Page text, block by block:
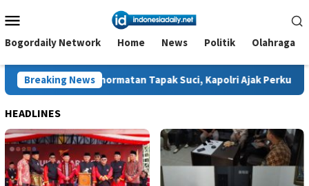
ke
kontenMobile
Bogordaily Network Home News Politik Olahraga
Breaking News
Kehormatan Tapak Suci, Kapolri Ajak Perkuat Sinergi Jaga
HEADLINES